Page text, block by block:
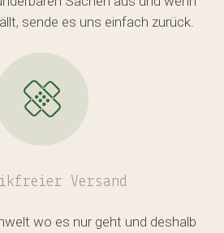
sich keine Produkte
GO TO SHOP
sende es uns einfach zurück.
Versand
wo es nur geht und deshalb